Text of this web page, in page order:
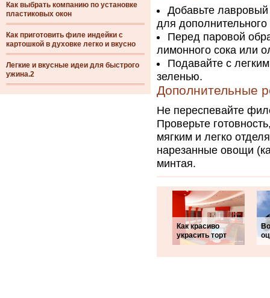
Как выбрать компанию по установке
пластиковых окон
Как приготовить филе индейки с
картошкой в духовке легко и вкусно
Легкие и вкусные идеи для быстрого
ужина.2
Добавьте
для
Перед паровой
лимонного сока или
Подавайте с
зеленью.
Дополнительные
Не переспевайте
Проверьте
мягким и легко
нарезанные овощи
минтая.
Как красиво
украсить торт